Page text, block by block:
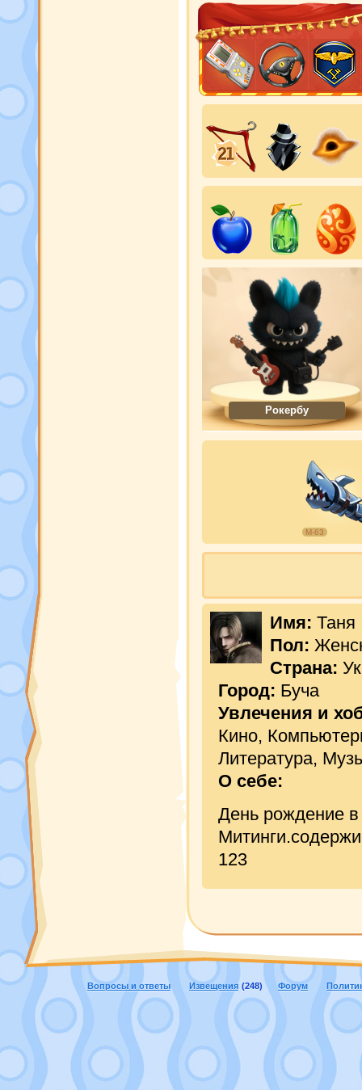
Рокербу
М-63
Имя: Таня
Пол:
Страна:
Город: Буча
Увлечения и
Кино,
Литература,
О себе:
День рождение
123
Вопросы и ответы Извещения (248) Форум